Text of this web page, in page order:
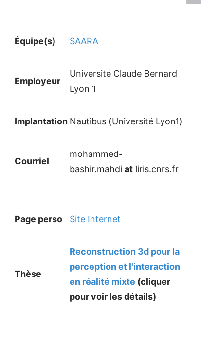
Équipe(s) SAARA
Employeur
Université Claude Bernard
Lyon 1
Implantation Nautibus (Université Lyon1)
Courriel
mohammed-
bashir.mahdi at liris.cnrs.fr
Page perso Site Internet
Thèse
Reconstruction 3d pour la
perception et l'interaction
en réalité mixte (cliquer
pour voir les détails)